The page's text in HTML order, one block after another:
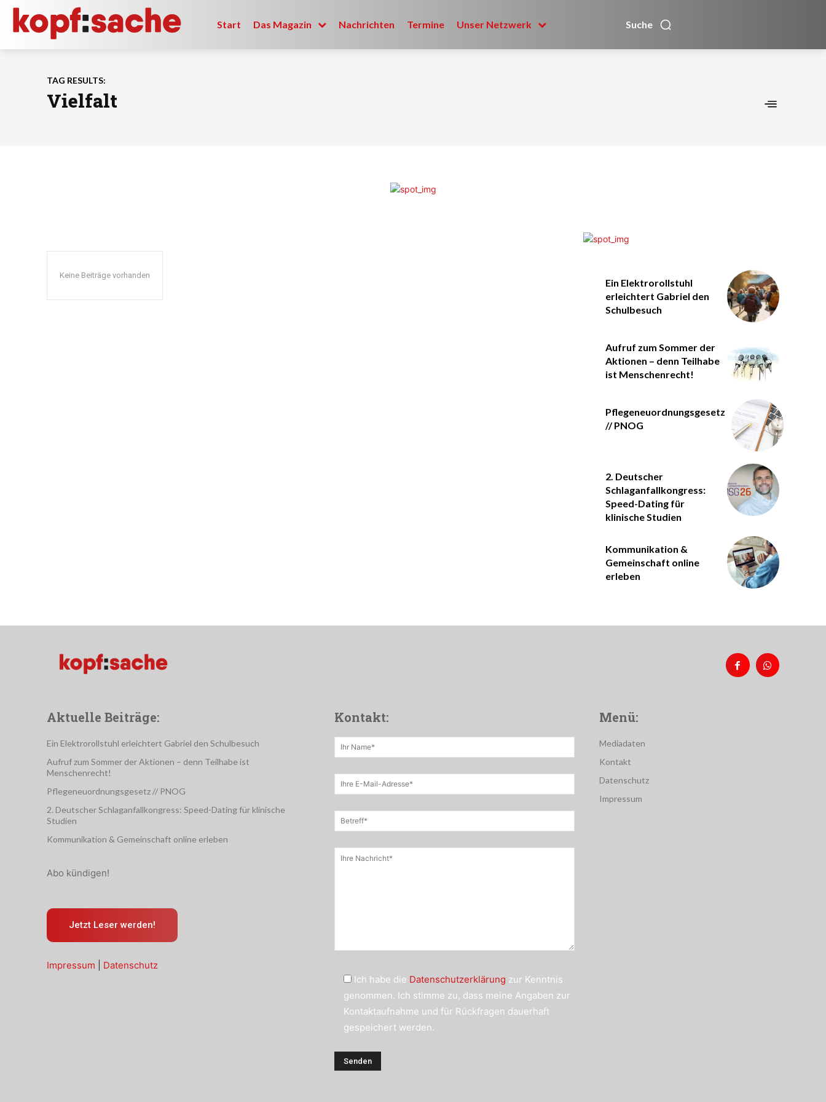
Start Das Magazin Nachrichten Termine Unser Netzwerk Suche
TAG RESULTS:
Vielfalt
Keine Beiträge vorhanden
Ein Elektrorollstuhl
erleichtert Gabriel den
Schulbesuch
Aufruf zum Sommer der
Aktionen – denn Teilhabe
ist Menschenrecht!
Pflegeneuordnungsgesetz
// PNOG
2. Deutscher
Schlaganfallkongress:
Speed-Dating für
klinische Studien
Kommunikation &
Gemeinschaft online
erleben
Aktuelle Beiträge:
Ein Elektrorollstuhl erleichtert Gabriel den Schulbesuch
Aufruf zum Sommer der Aktionen – denn Teilhabe ist
Menschenrecht!
Pflegeneuordnungsgesetz // PNOG
2. Deutscher Schlaganfallkongress: Speed-Dating für klinische
Studien
Kommunikation & Gemeinschaft online erleben
Abo kündigen!
Jetzt Leser werden!
Impressum Datenschutz
Kontakt:
Ich habe die Datenschutzerklärung zur Kenntnis
genommen. Ich stimme zu, dass meine Angaben zur
Kontaktaufnahme und für Rückfragen dauerhaft
gespeichert werden.
Menü:
Mediadaten
Kontakt
Datenschutz
Impressum